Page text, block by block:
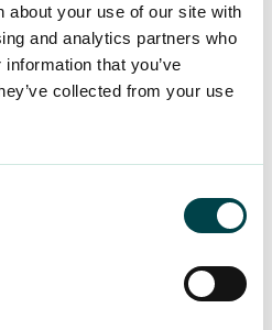
about your use of our site with
and analytics partners who
that you’ve
collected from your use
ensimmäisiä bottikuiskaajia.